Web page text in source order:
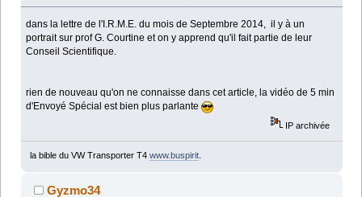
dans la lettre de l'I.R.M.E. du mois de Septembre 2014, il y à un
portrait sur prof G. Courtine et on y apprend qu'il fait partie de leur
Conseil Scientifique.
rien de nouveau qu'on ne connaisse dans cet article, la vidéo de 5 min
d'Envoyé Spécial est bien plus parlante
IP archivée
la bible du VW Transporter T4 www.buspirit.
Gyzmo34